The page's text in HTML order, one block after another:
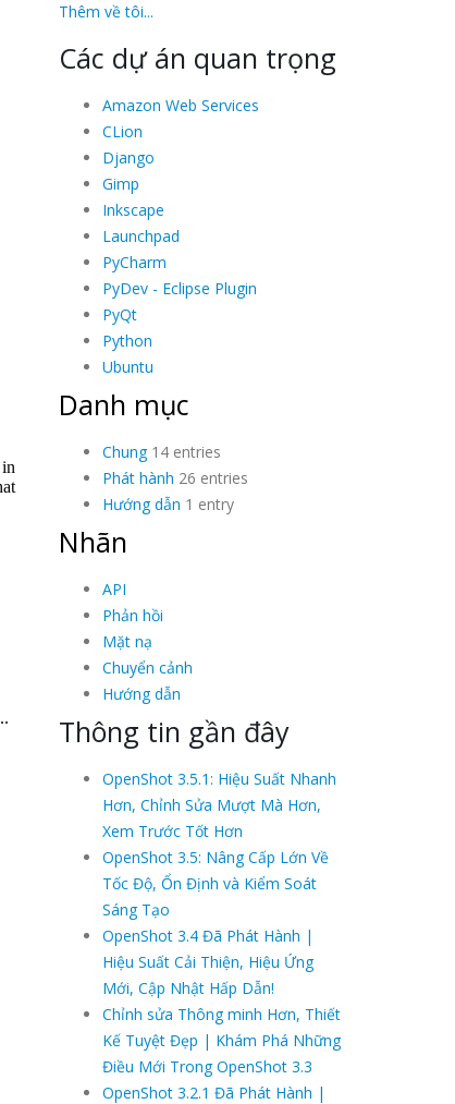
Thêm về tôi...
Các dự án quan trọng
Amazon Web Services
CLion
Django
Gimp
Inkscape
Launchpad
PyCharm
PyDev - Eclipse Plugin
PyQt
Python
Ubuntu
Danh mục
Chung14 entries
Phát hành 26 entries
Hướng dẫn 1 entry
Nhãn
API
Phản hồi
Mặt nạ
Chuyển cảnh
Hướng dẫn
Thông tin gần đây
OpenShot 3.5.1: Hiệu Suất Nhanh
Hơn, Chỉnh Sửa Mượt Mà Hơn,
Xem Trước Tốt Hơn
OpenShot 3.5: Nâng Cấp Lớn Về
Tốc Độ, Ổn Định và Kiểm Soát
Sáng Tạo
OpenShot 3.4 Đã Phát Hành |
Hiệu Suất Cải Thiện, Hiệu Ứng
Mới, Cập Nhật Hấp Dẫn!
Chỉnh sửa Thông minh Hơn, Thiết
Kế Tuyệt Đẹp | Khám Phá Những
Điều Mới Trong OpenShot 3.3
OpenShot 3.2.1 Đã Phát Hành |